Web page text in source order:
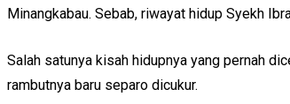
Minangkabau. Sebab, riwayat hidup Syekh
Salah satunya kisah hidupnya yang pernah
rambutnya baru separo dicukur.